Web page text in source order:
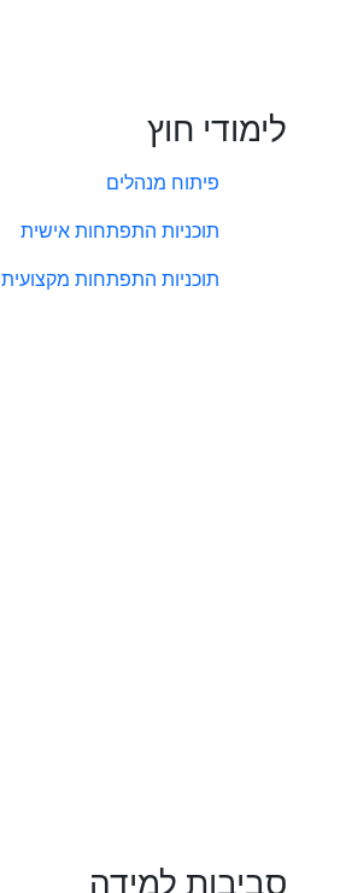
לימודי חוץ
פיתוח מנהלים
תוכניות התפתחות אישית
תוכניות התפתחות מקצועית
סביבות למידה